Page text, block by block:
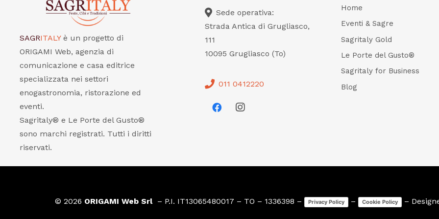
SAGRITALY è un progetto di
ORIGAMI Web, agenzia di
comunicazione e casa editrice
specializzata nei settori
enogastronomia, ristorazione ed
eventi.
Sagritaly® e Le Porte del Gusto®
sono marchi registrati. Tutti i diritti
riservati.
Sede operativa:
Strada Antica di Grugliasco,
111
10095 Grugliasco (To)
011 0412220
Home
Eventi & Sagre
Sagritaly Gold
Le Porte del Gusto®
Sagritaly for Business
Blog
© 2026 ORIGAMI Web Srl– P.I. IT13065480017 – TO – 1336398 – Privacy Policy – Cookie Policy –